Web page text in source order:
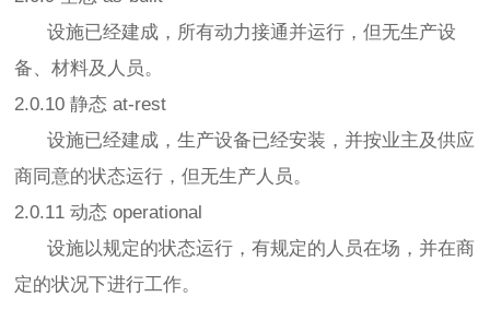
设施已经建成，所有动力接通并运行，但无生产设
备、材料及人员。
2.0.10 静态 at-rest
设施已经建成，生产设备已经安装，并按业主及供应
商同意的状态运行，但无生产人员。
2.0.11 动态 operational
设施以规定的状态运行，有规定的人员在场，并在商
定的状况下进行工作。